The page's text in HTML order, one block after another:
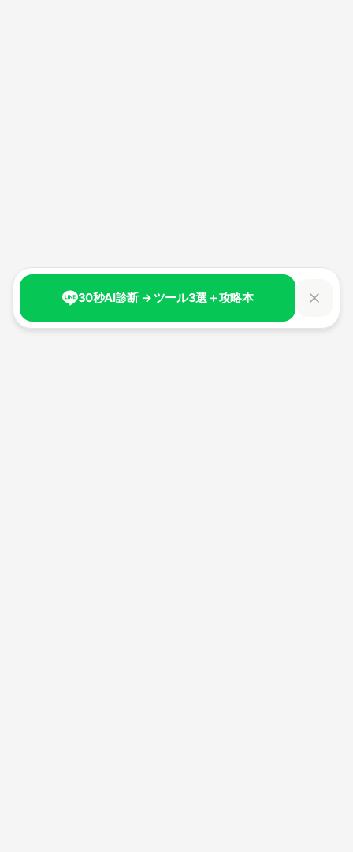
30秒AI診断 → ツール3選＋攻略本